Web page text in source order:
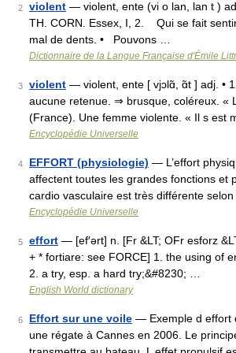
2 violent — violent, ente (vi o lan, lan t )
TH. CORN. Essex, I, 2. Qui se fait
mal de dents. • Pouvons …
Dictionnaire de la Langue Française d'Émile
3 violent — violent, ente [ vjɔlɑ̃, ɑ̃t ] adj. •
aucune retenue. ⇒ brusque, coléreux. «
(France). Une femme violente. « Il s est
Encyclopédie Universelle
4 EFFORT (physiologie) — L’effort
affectent toutes les grandes fonctions et
cardio vasculaire est très différente
Encyclopédie Universelle
5 effort — [ef′ərt] n. [Fr &LT; OFr esforz
+ * fortiare: see FORCE] 1. the using of
2. a try, esp. a hard try;&#8230; …
English World dictionary
6 Effort sur une voile — Exemple d effort
une régate à Cannes en 2006. Le